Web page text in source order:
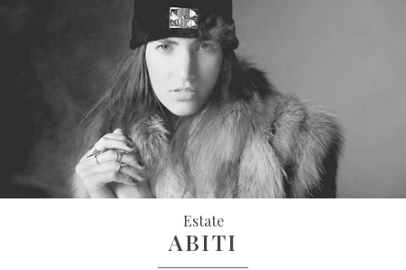
Estate
ABITI